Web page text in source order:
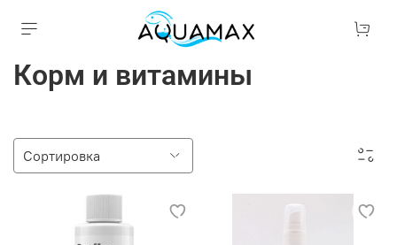
Корм и витамины